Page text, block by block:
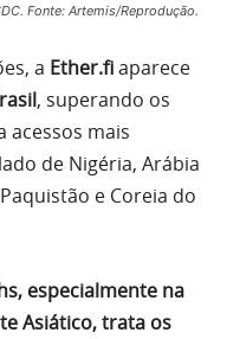
Fonte: Artemis/Reprodução.
a Ether.fiaparece
, superando os
acessos mais
de Nigéria, Arábia
e Coreia do
especialmente na
Asiático, trata os